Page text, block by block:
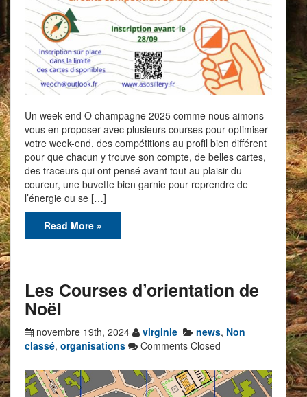
Un week-end O champagne 2025 comme nous aimons
vous en proposer avec plusieurs courses pour optimiser
votre week-end, des compétitions au profil bien différent
pour que chacun y trouve son compte, de belles cartes,
des traceurs qui ont pensé avant tout au plaisir du
coureur, une buvette bien garnie pour reprendre de
l’énergie ou se […]
Read More »
Les Courses d’orientation de
Noël
novembre 19th, 2024 virginie news, Non
classé, organisations Comments Closed